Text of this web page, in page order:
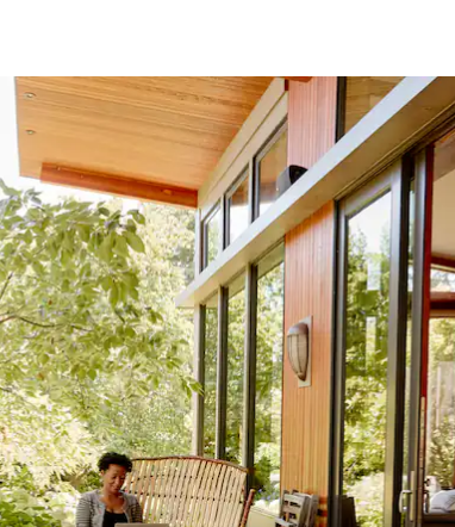
vers le bas pour les parcourir ou en appuyant et en